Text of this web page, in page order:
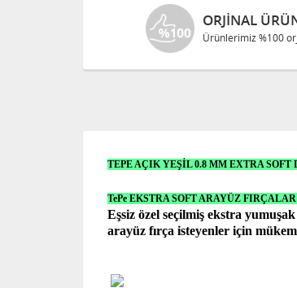
ORJINAL
Ürünlerimiz %100
TEPE AÇIK YEŞİL 0.8 MM EXTRA
TePe EKSTRA SOFT ARAYÜZ FIRÇALAR
Eşsiz özel seçilmiş ekstra
arayüz fırça isteyenler için